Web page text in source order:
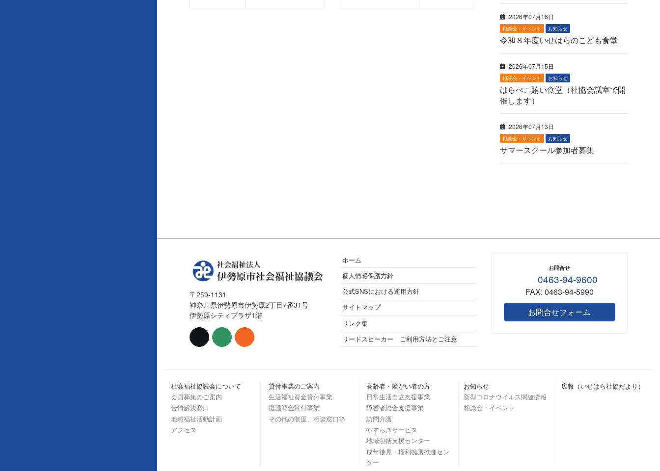
2026年07月16日
相談会・イベント お知らせ
令和８年度いせはらのこども食堂
2026年07月15日
相談会・イベント お知らせ
はらぺこ賄い食堂（社協会議室で開
催します）
2026年07月13日
相談会・イベント お知らせ
サマースクール参加者募集
〒259-1131
神奈川県伊勢原市伊勢原2丁目7番31号
伊勢原シティプラザ1階
ホーム
個人情報保護方針
公式SNSにおける運用方針
サイトマップ
リンク集
リードスピーカー ご利用方法とご注意
お問合せ
0463-94-9600
FAX: 0463-94-5990
お問合せフォーム
社会福祉協議会について
会員募集のご案内
苦情解決窓口
地域福祉活動計画
アクセス
貸付事業のご案内
生活福祉資金貸付事業
援護資金貸付事業
その他の制度、相談窓口等
高齢者・障がい者の方
日常生活自立支援事業
障害者総合支援事業
訪問介護
やすらぎサービス
地域包括支援センター
成年後見・権利擁護推進セン
ター
お知らせ
新型コロナウイルス関連情報
相談会・イベント
広報（いせはら社協だより）